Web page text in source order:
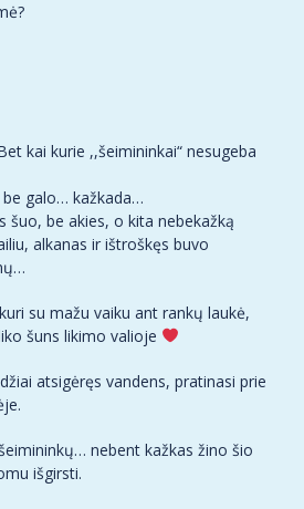
kai kurie ,,šeimininkai“ nesugeba
galo… kažkada…
šuo, be akies, o kita nebekažką
alkanas ir ištroškęs buvo
su mažu vaiku ant rankų laukė,
šuns likimo valioje
atsigėręs vandens, pratinasi prie
nebent kažkas žino šio
išgirsti.